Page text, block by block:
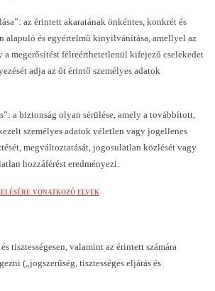
az érintett akaratának önkéntes, konkrét és
alapuló és egyértelmű kinyilvánítása, amellyel az
megerősítést félreérthetetlenül kifejező cselekedet
adja az őt érintő személyes adatok
a biztonság olyan sérülése, amely a továbbított,
személyes adatok véletlen vagy jogellenes
megváltoztatását, jogosulatlan közlését vagy
hozzáférést eredményezi.
vonatkozó elvek
tisztességesen, valamint az érintett számára
(„jogszerűség, tisztességes eljárás és